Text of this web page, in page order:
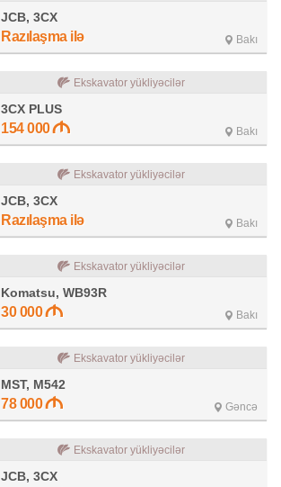
JCB, 3CX
Razılaşma ilə Bakı
Ekskavator yükliyəcilər
3CX PLUS
154 000 Bakı
Ekskavator yükliyəcilər
JCB, 3CX
Razılaşma ilə Bakı
Ekskavator yükliyəcilər
Komatsu, WB93R
30 000 Bakı
Ekskavator yükliyəcilər
MST, M542
78 000 Gəncə
Ekskavator yükliyəcilər
JCB, 3CX